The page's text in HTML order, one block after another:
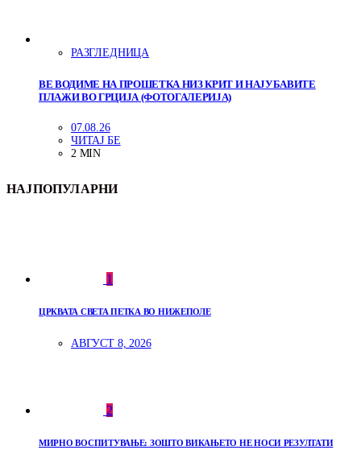
РАЗГЛЕДНИЦА
ВЕ ВОДИМЕ НА ПРОШЕТКА НИЗ КРИТ И НАЈУБАВИТЕ
ПЛАЖИ ВО ГРЦИЈА (ФОТОГАЛЕРИЈА)
07.08.26
ЧИТАЈ БЕ
2 MIN
НАЈПОПУЛАРНИ
1
ЦРКВАТА СВЕТА ПЕТКА ВО НИЖЕПОЛЕ
АВГУСТ 8, 2026
2
МИРНО ВОСПИТУВАЊЕ: ЗОШТО ВИКАЊЕТО НЕ НОСИ РЕЗУЛТАТИ